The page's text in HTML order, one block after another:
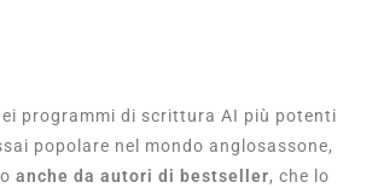
programmi di scrittura AI più potenti
popolare nel mondo anglosassone,
anche da autori di bestseller, che lo